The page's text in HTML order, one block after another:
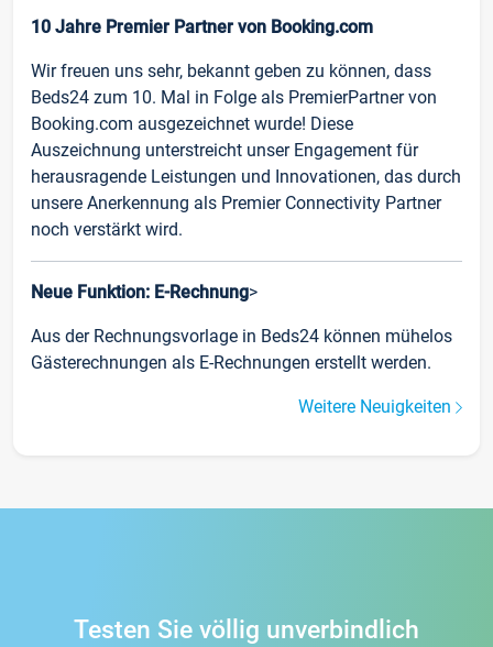
10 Jahre Premier Partner von Booking.com
Wir freuen uns sehr, bekannt geben zu können, dass
Beds24 zum 10. Mal in Folge als PremierPartner von
Booking.com ausgezeichnet wurde! Diese
Auszeichnung unterstreicht unser Engagement für
herausragende Leistungen und Innovationen, das durch
unsere Anerkennung als Premier Connectivity Partner
noch verstärkt wird.
Neue Funktion: E-Rechnung>
Aus der Rechnungsvorlage in Beds24 können mühelos
Gästerechnungen als E-Rechnungen erstellt werden.
Weitere Neuigkeiten
Testen Sie völlig unverbindlich